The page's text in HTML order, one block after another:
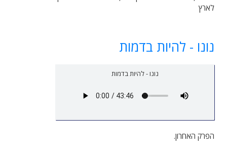
לארץ
נונו - להיות בדמות
נונו - להיות בדמות
הפרק האחרון.